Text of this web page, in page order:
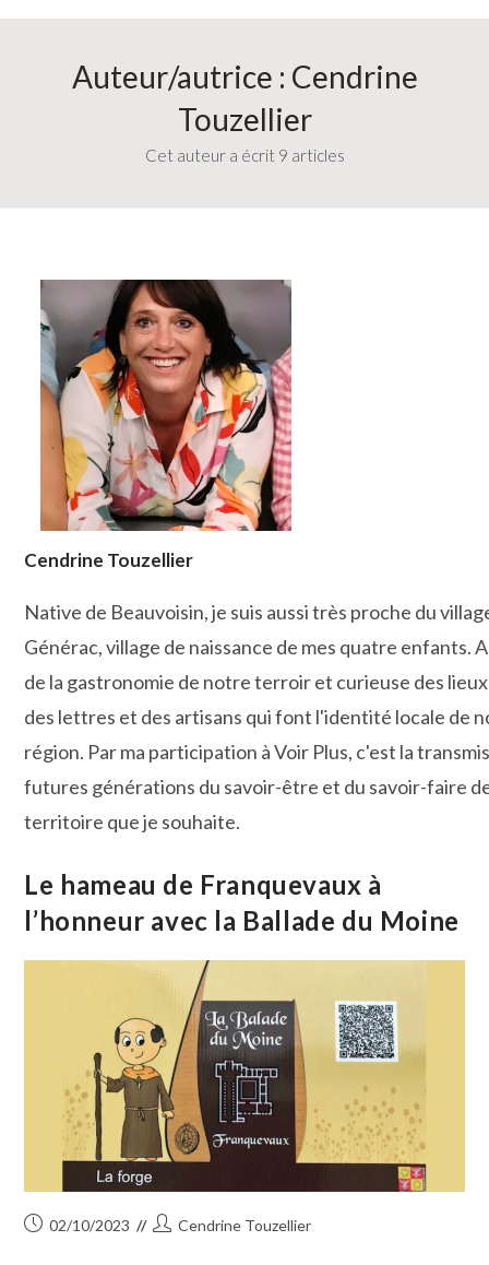
Auteur/autrice : Cendrine
Touzellier
Cet auteur a écrit 9 articles
Cendrine Touzellier
Native de Beauvoisin, je suis aussi très proche du
Générac, village de naissance de mes quatre enfants.
de la gastronomie de notre terroir et curieuse des
des lettres et des artisans qui font l'identité locale de
région. Par ma participation à Voir Plus, c'est la
futures générations du savoir-être et du savoir-faire
territoire que je souhaite.
Le hameau de Franquevaux à
l’honneur avec la Ballade du Moine
Publication
02/10/2023
Auteur/autrice
Cendrine Touzellier